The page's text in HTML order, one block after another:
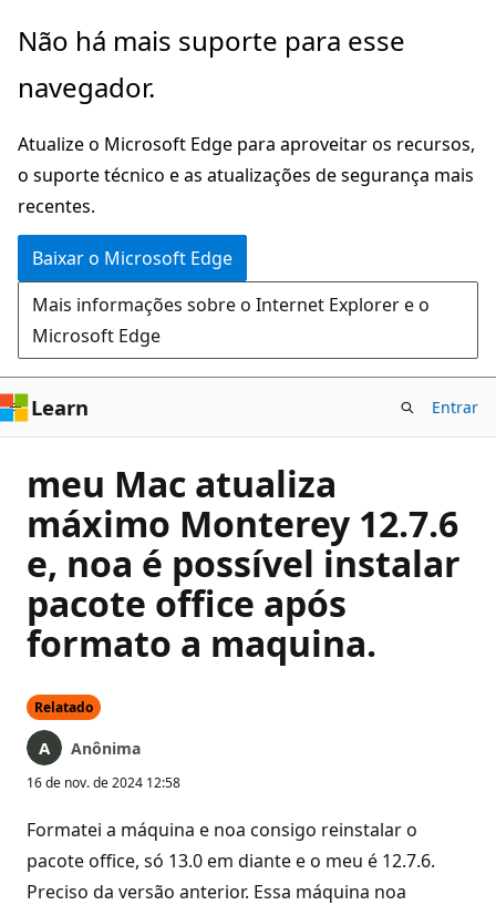
Pular
o
principal
Não há mais suporte para esse
navegador.
Atualize o Microsoft Edge para aproveitar os recursos,
o suporte técnico e as atualizações de segurança mais
recentes.
Baixar o Microsoft Edge
Mais informações sobre o Internet Explorer e o
Microsoft Edge
Learn Entrar
meu Mac atualiza
máximo Monterey 12.7.6
e, noa é possível instalar
pacote office após
formato a maquina.
Relatado
Anônima
16 de nov. de 2024 12:58
Formatei a máquina e noa consigo reinstalar o
pacote office, só 13.0 em diante e o meu é 12.7.6.
Preciso da versão anterior. Essa máquina noa